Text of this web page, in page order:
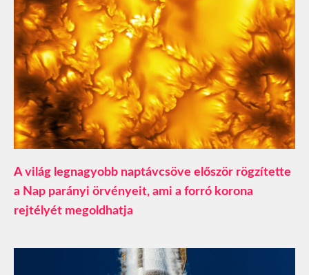
A világ legnagyobb naptávcsöve először rögzítette
a Nap parányi örvényeit, ami a forró korona
rejtélyét megoldhatja